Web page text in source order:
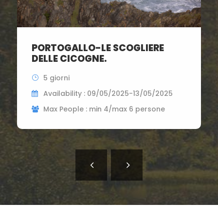
PORTOGALLO-LE SCOGLIERE
DELLE CICOGNE.
5 giorni
Availability : 09/05/2025-13/05/2025
Max People : min 4/max 6 persone